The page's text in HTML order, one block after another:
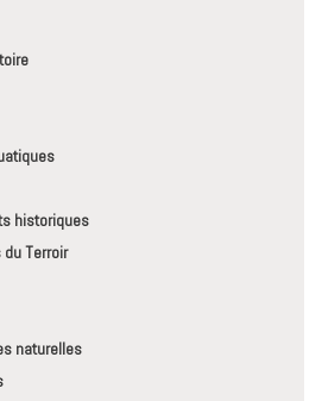
historiques
Terroir
naturelles